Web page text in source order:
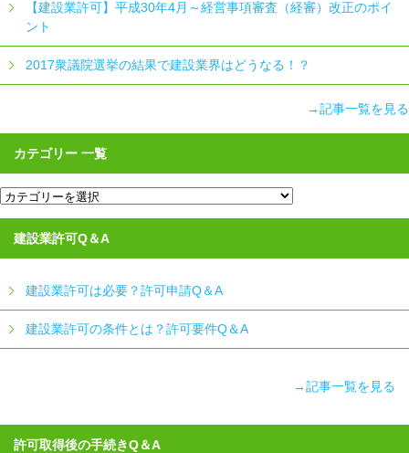
【建設業許可】平成30年4月～経営事項審査（経審）改正のポイ
ント
2017衆議院選挙の結果で建設業界はどうなる！？
→記事一覧を見る
カテゴリー 一覧
カ
テ
ゴ
一
建設業許可Q＆A
建設業許可は必要？許可申請Q＆A
建設業許可の条件とは？許可要件Q＆A
→記事一覧を見る
許可取得後の手続きQ＆A